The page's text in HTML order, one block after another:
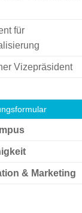
für
Vizepräsident
& Marketing